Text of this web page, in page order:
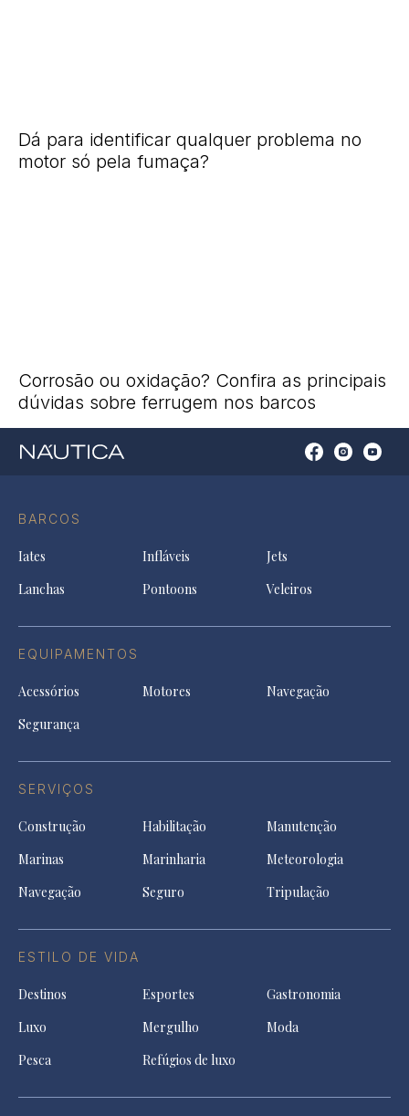
Dá para identificar qualquer problema no
motor só pela fumaça?
Corrosão ou oxidação? Confira as principais
dúvidas sobre ferrugem nos barcos
BARCOS
Iates Infláveis
Jets
Lanchas
Pontoons Veleiros
EQUIPAMENTOS
Acessórios Motores
Navegação
Segurança
SERVIÇOS
Construção Habilitação
Manutenção
Marinas
Marinharia
Meteorologia
Navegação
Seguro Tripulação
ESTILO DE VIDA
Destinos Esportes
Gastronomia
Luxo
Mergulho
Moda
Pesca
Refúgios de luxo
OpenOpenOpen